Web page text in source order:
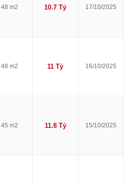
48 m2 10.7 Tỷ 17/10/2025
48 m2 11 Tỷ 16/10/2025
45 m2 11.8 Tỷ 15/10/2025